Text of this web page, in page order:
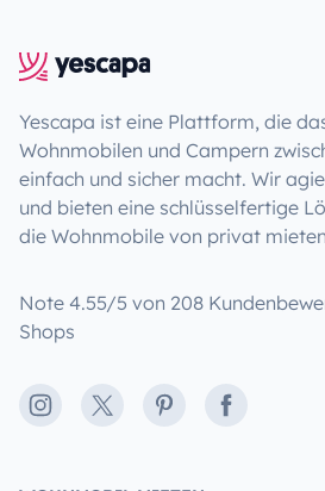
Yescapa ist eine Plattform, die
Wohnmobilen und Campern
einfach und sicher macht. Wir
und bieten eine schlüsselfertige
die Wohnmobile von privat
Note 4.55/5 von 208
Shops
Instagram
X PinterestFacebook